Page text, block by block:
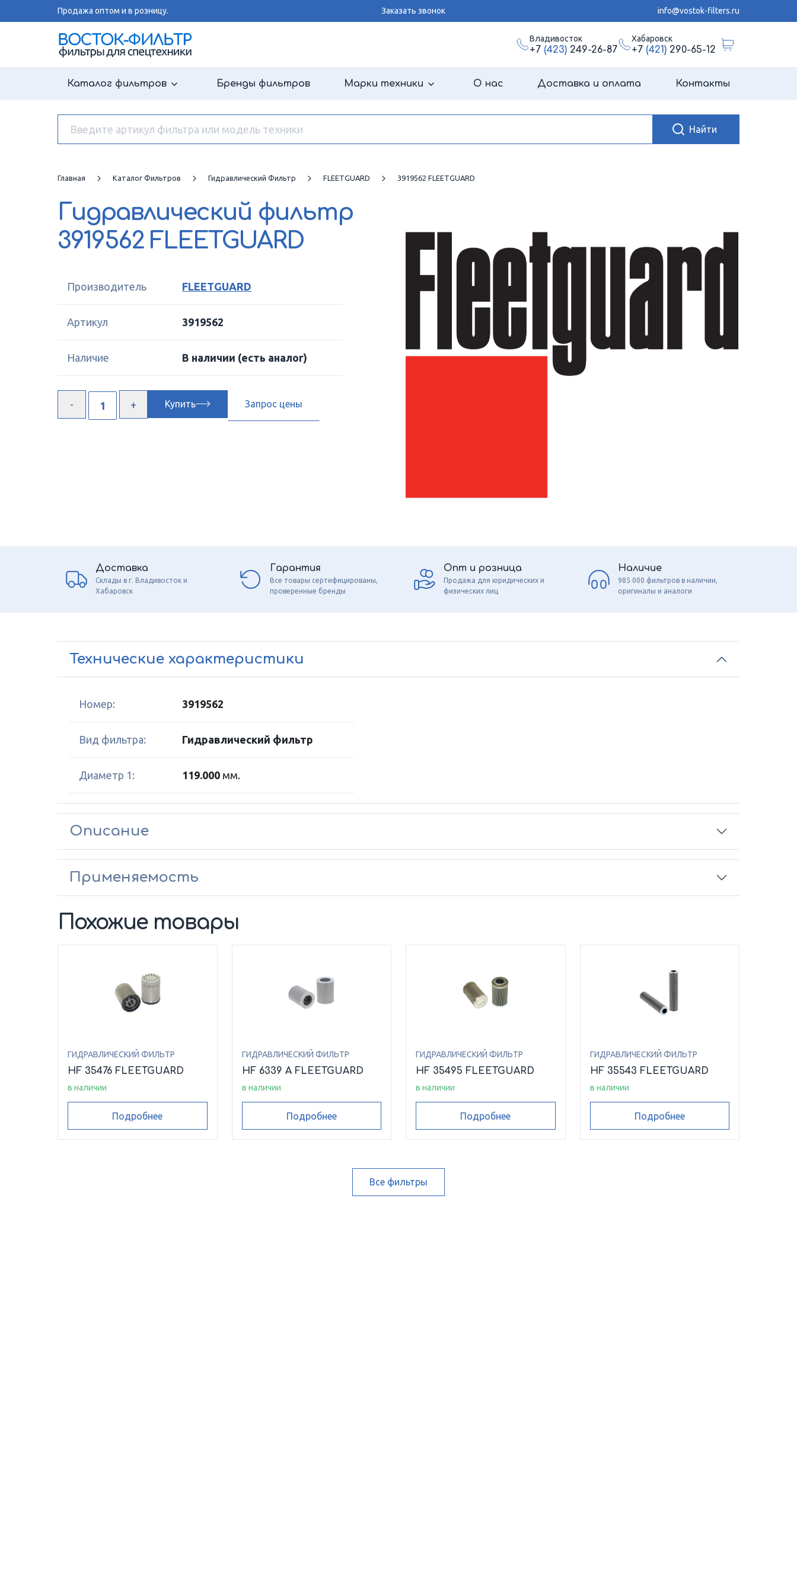
Продажа оптом и в розницу. Заказать звонок info@vostok-filters.ru
Владивосток
+7 (423)249-26-87
Хабаровск
+7 (421)290-65-12
Каталог фильтров Бренды фильтров Марки техники О нас Доставка и оплата Контакты
Главная Каталог Фильтров Гидравлический Фильтр FLEETGUARD 3919562 FLEETGUARD
Гидравлический фильтр
3919562 FLEETGUARD
Производитель FLEETGUARD
Артикул 3919562
Наличие В наличии (есть аналог)
Купить Запрос цены
Доставка
Склады в г. Владивосток и
Хабаровск
Гарантия
Все товары сертифицированы,
проверенные бренды
Опт и розница
Продажа для юридических и
физических лиц
Наличие
985 000 фильтров в наличии,
оригиналы и аналоги
Технические характеристики
Номер: 3919562
Вид фильтра: Гидравлический фильтр
Диаметр 1: 119.000 мм.
Описание
Применяемость
Похожие товары
ГИДРАВЛИЧЕСКИЙ ФИЛЬТР
HF 35476 FLEETGUARD
в наличии
Подробнее
ГИДРАВЛИЧЕСКИЙ ФИЛЬТР
HF 6339 A FLEETGUARD
в наличии
Подробнее
ГИДРАВЛИЧЕСКИЙ ФИЛЬТР
HF 35495 FLEETGUARD
в наличии
Подробнее
ГИДРАВЛИЧЕСКИЙ ФИЛЬТР
HF 35543 FLEETGUARD
в наличии
Подробнее
Все фильтры